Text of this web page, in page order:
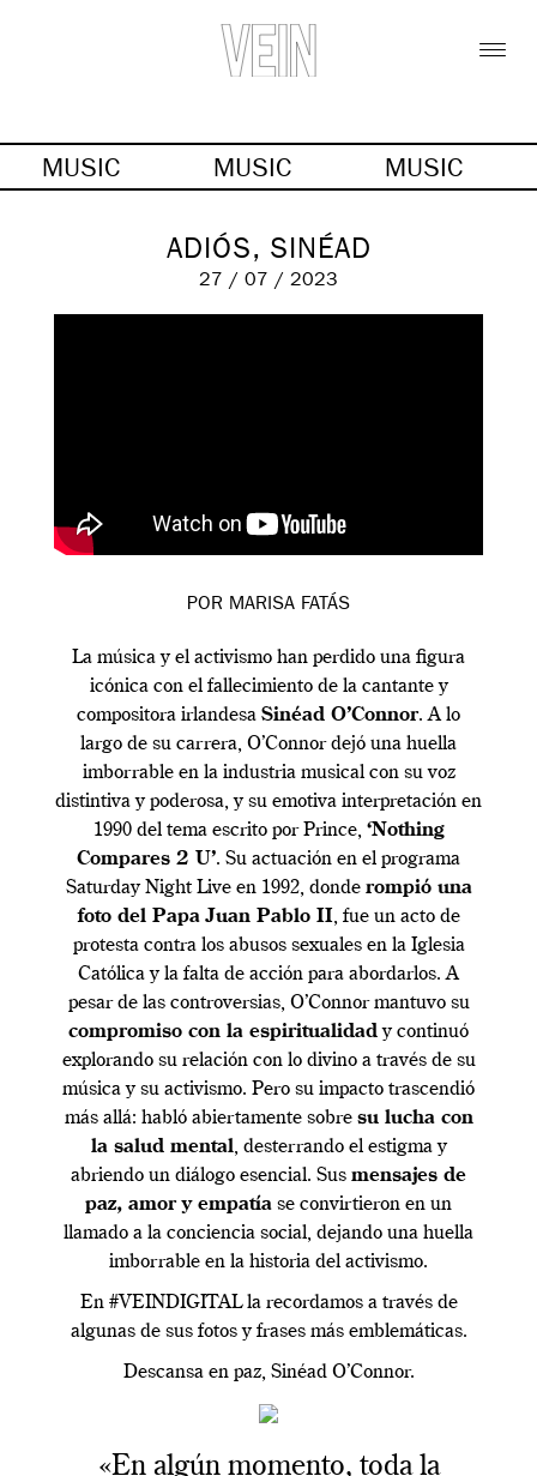
MUSIC MUSIC MUSIC
ADIÓS, SINÉAD
27 / 07 / 2023
POR MARISA FATÁS
La música y el activismo han perdido una figura
icónica con el fallecimiento de la cantante y
compositora irlandesa Sinéad O’Connor. A lo
largo de su carrera, O’Connor dejó una huella
imborrable en la industria musical con su voz
distintiva y poderosa, y su emotiva interpretación en
1990 del tema escrito por Prince, ‘Nothing
Compares 2 U’. Su actuación en el programa
Saturday Night Live en 1992, donde rompió una
foto del Papa Juan Pablo II, fue un acto de
protesta contra los abusos sexuales en la Iglesia
Católica y la falta de acción para abordarlos. A
pesar de las controversias, O’Connor mantuvo su
compromiso con la espiritualidady continuó
explorando su relación con lo divino a través de su
música y su activismo. Pero su impacto trascendió
más allá: habló abiertamente sobre su lucha con
la salud mental, desterrando el estigma y
abriendo un diálogo esencial. Sus mensajes de
paz, amor y empatía se convirtieron en un
llamado a la conciencia social, dejando una huella
imborrable en la historia del activismo.
En #VEINDIGITAL la recordamos a través de
algunas de sus fotos y frases más emblemáticas.
Descansa en paz, Sinéad O’Connor.
«En algún momento, toda la